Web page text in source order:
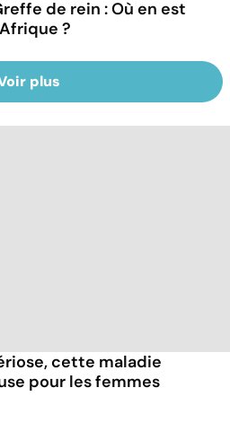
de rein : Où en est
?
plus
cette maladie
pour les femmes